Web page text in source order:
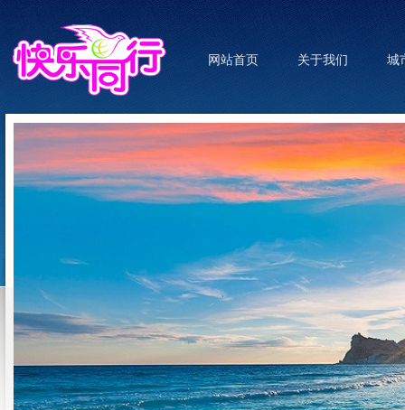
网站首页 关于我们 城